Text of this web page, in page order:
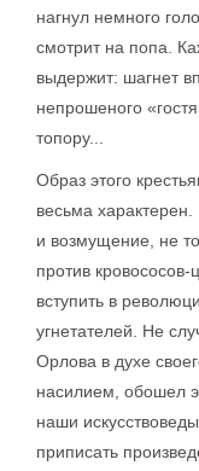
нагнул немного
смотрит на попа.
выдержит: шагнет
непрошеного
топору...
Образ этого
весьма
и возмущение, не
против кровососов-
вступить в
угнетателей. Не
Орлова в духе
насилием, обошел
наши
приписать